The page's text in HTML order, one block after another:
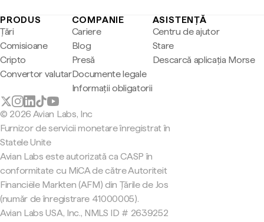
PRODUS
Țări
Comisioane
Cripto
Convertor valutar
COMPANIE
Cariere
Blog
Presă
Documente legale
Informații obligatorii
ASISTENȚĂ
Centru de ajutor
Stare
Descarcă aplicația Morse
© 2026 Avian Labs, Inc
Furnizor de servicii monetare înregistrat în
Statele Unite
Avian Labs este autorizată ca CASP în
conformitate cu MiCA de către Autoriteit
Financiële Markten (AFM) din Țările de Jos
(număr de înregistrare 41000005).
Avian Labs USA, Inc., NMLS ID # 2639252